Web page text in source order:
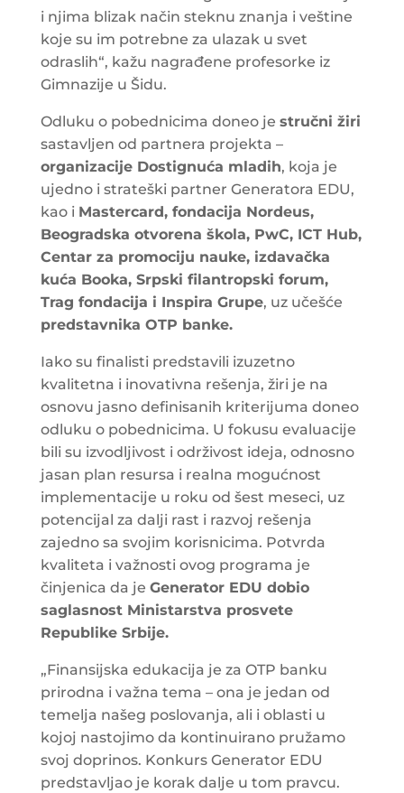
i njima blizak način steknu znanja i veštine
koje su im potrebne za ulazak u svet
odraslih“, kažu nagrađene profesorke iz
Gimnazije u Šidu.
Odluku o pobednicima doneo je stručni žiri
sastavljen od partnera projekta –
organizacije Dostignuća mladih, koja je
ujedno i strateški partner Generatora EDU,
kao i Mastercard, fondacija Nordeus,
Beogradska otvorena škola, PwC, ICT Hub,
Centar za promociju nauke, izdavačka
kuća Booka, Srpski filantropski forum,
Trag fondacija i Inspira Grupe, uz učešće
predstavnika OTP banke.
Iako su finalisti predstavili izuzetno
kvalitetna i inovativna rešenja, žiri je na
osnovu jasno definisanih kriterijuma doneo
odluku o pobednicima. U fokusu evaluacije
bili su izvodljivost i održivost ideja, odnosno
jasan plan resursa i realna mogućnost
implementacije u roku od šest meseci, uz
potencijal za dalji rast i razvoj rešenja
zajedno sa svojim korisnicima. Potvrda
kvaliteta i važnosti ovog programa je
činjenica da je Generator EDU dobio
saglasnost Ministarstva prosvete
Republike Srbije.
„Finansijska edukacija je za OTP banku
prirodna i važna tema – ona je jedan od
temelja našeg poslovanja, ali i oblasti u
kojoj nastojimo da kontinuirano pružamo
svoj doprinos. Konkurs Generator EDU
predstavljao je korak dalje u tom pravcu.